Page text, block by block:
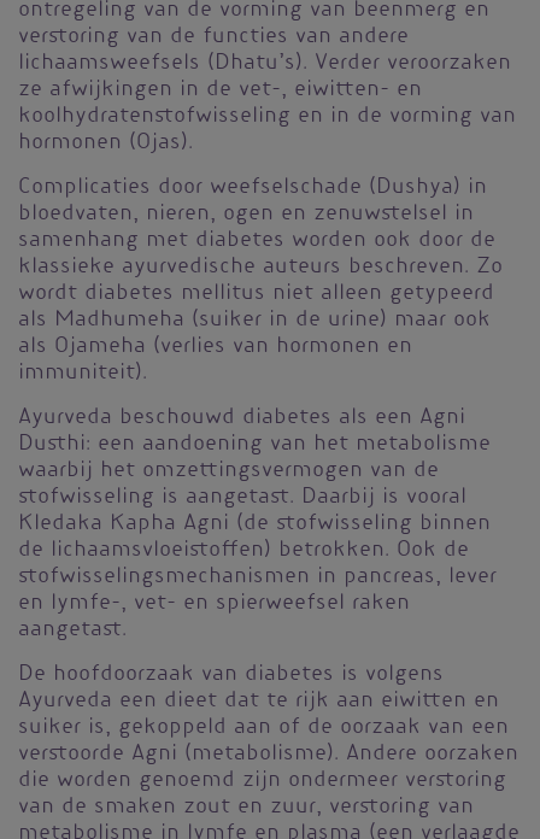
ontregeling van de vorming van beenmerg en
verstoring van de functies van andere
lichaamsweefsels (Dhatu’s). Verder veroorzaken
ze afwijkingen in de vet-, eiwitten- en
koolhydratenstofwisseling en in de vorming van
hormonen (Ojas).
Complicaties door weefselschade (Dushya) in
bloedvaten, nieren, ogen en zenuwstelsel in
samenhang met diabetes worden ook door de
klassieke ayurvedische auteurs beschreven. Zo
wordt diabetes mellitus niet alleen getypeerd
als Madhumeha (suiker in de urine) maar ook
als Ojameha (verlies van hormonen en
immuniteit).
Ayurveda beschouwd diabetes als een Agni
Dusthi: een aandoening van het metabolisme
waarbij het omzettingsvermogen van de
stofwisseling is aangetast. Daarbij is vooral
Kledaka Kapha Agni (de stofwisseling binnen
de lichaamsvloeistoffen) betrokken. Ook de
stofwisselingsmechanismen in pancreas, lever
en lymfe-, vet- en spierweefsel raken
aangetast.
De hoofdoorzaak van diabetes is volgens
Ayurveda een dieet dat te rijk aan eiwitten en
suiker is, gekoppeld aan of de oorzaak van een
verstoorde Agni (metabolisme). Andere oorzaken
die worden genoemd zijn ondermeer verstoring
van de smaken zout en zuur, verstoring van
metabolisme in lymfe en plasma (een verlaagde